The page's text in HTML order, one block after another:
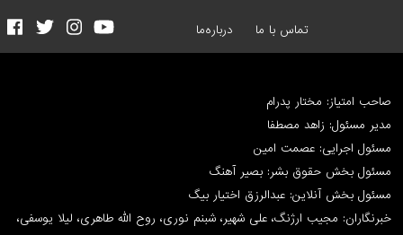
تماس با ما درباره‌ما
صاحب امتیاز: مختار پدرام
مدیر مسئول: زاهد مصطفا
مسئول اجرایی: عصمت امین
مسئول بخش حقوق بشر: بصیر آهنگ
مسئول بخش آنلاین: عبدالرزق اختیار بیگ
خبرنگاران: مجیب ارژنگ، علی شهیر، شبنم نوری، روح الله طاهری، لیلا یوسفی،